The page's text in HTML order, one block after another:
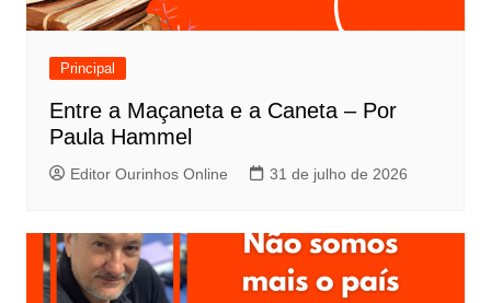
Principal
Entre a Maçaneta e a Caneta – Por
Paula Hammel
Editor Ourinhos Online 31 de julho de 2026